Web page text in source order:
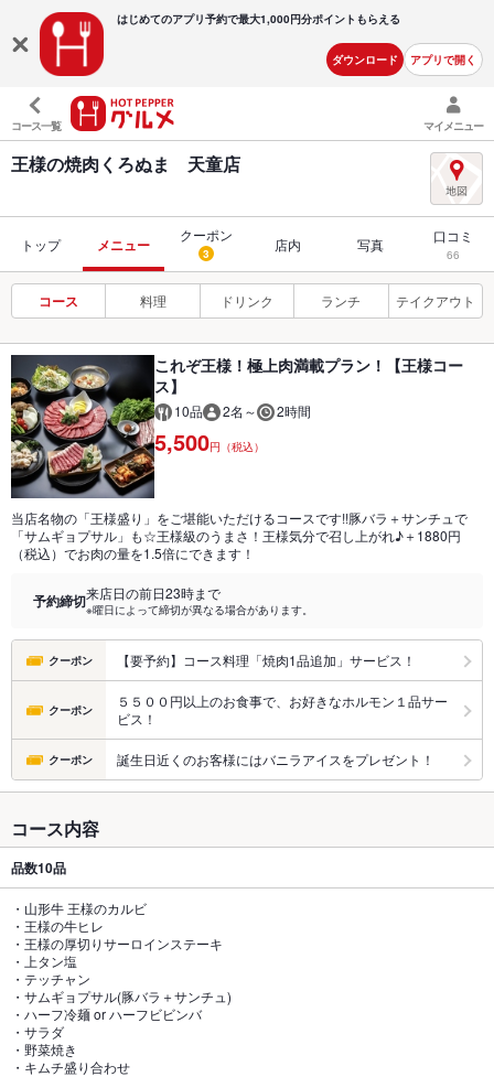
はじめてのアプリ予約で最大1,000円分ポイントもらえる
ダウンロード アプリで開く
コース一覧 マイメニュー
王様の焼肉くろぬま 天童店
トップ メニュー
クーポン
3 店内 写真 口コミ
66
コース 料理 ドリンク ランチ テイクアウト
これぞ王様！極上肉満載プラン！【王様コー
ス】
10品 2名～ 2時間
5,500円（税込）
当店名物の「王様盛り」をご堪能いただけるコースです!!豚バラ＋サンチュで
「サムギョプサル」も☆王様級のうまさ！王様気分で召し上がれ♪＋1880円
（税込）でお肉の量を1.5倍にできます！
予約締切来店日の前日23時まで
※曜日によって締切が異なる場合があります。
クーポン 【要予約】コース料理「焼肉1品追加」サービス！
クーポン
５５００円以上のお食事で、お好きなホルモン１品サー
ビス！
クーポン 誕生日近くのお客様にはバニラアイスをプレゼント！
コース内容
品数10品
・山形牛 王様のカルビ
・王様の牛ヒレ
・王様の厚切りサーロインステーキ
・上タン塩
・テッチャン
・サムギョプサル(豚バラ＋サンチュ)
・ハーフ冷麺 or ハーフビビンバ
・サラダ
・野菜焼き
・キムチ盛り合わせ